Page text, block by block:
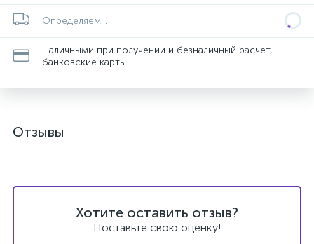
Определяем...
Наличными при получении и безналичный расчет,
банковские карты
Отзывы
Хотите оставить отзыв?
Поставьте свою оценку!